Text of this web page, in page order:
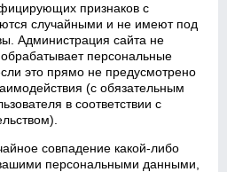
признаков с
случайными и не имеют под
Администрация сайта не
персональные
это прямо не предусмотрено
(с обязательным
в соответствии с
совпадение какой‑либо
персональными данными,